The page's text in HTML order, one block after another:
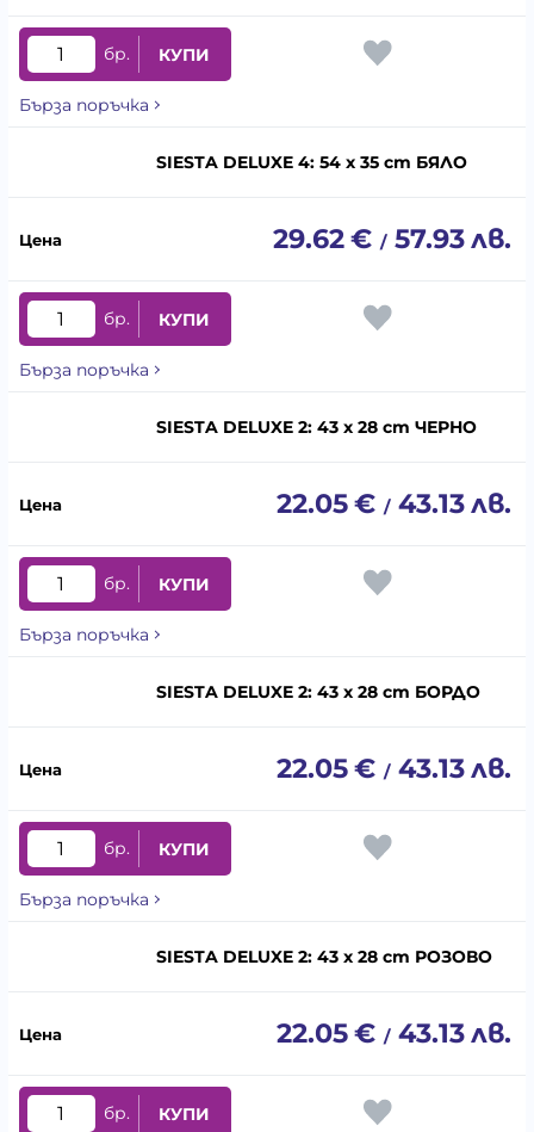
бр. КУПИ
Бърза поръчка
SIESTA DELUXE 4: 54 x 35 cm БЯЛО
29.62€ / 57.93лв.
бр. КУПИ
Бърза поръчка
SIESTA DELUXE 2: 43 x 28 cm ЧЕРНО
22.05€ / 43.13лв.
бр. КУПИ
Бърза поръчка
SIESTA DELUXE 2: 43 x 28 cm БОРДО
22.05€ / 43.13лв.
бр. КУПИ
Бърза поръчка
SIESTA DELUXE 2: 43 x 28 cm РОЗОВО
22.05€ / 43.13лв.
бр. КУПИ